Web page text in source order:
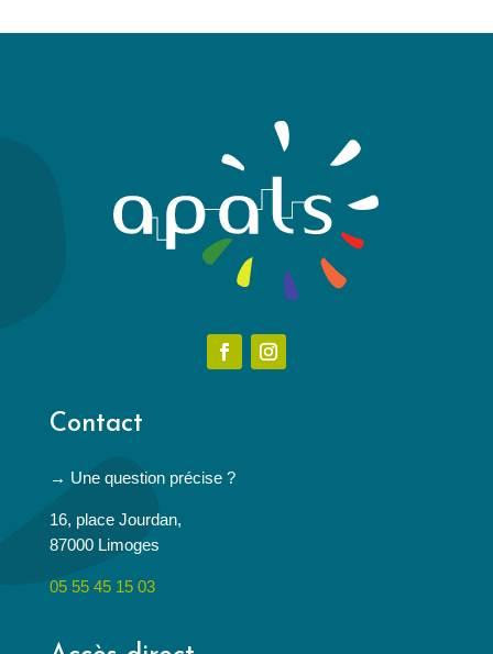
Contact
→ Une question précise ?
16, place Jourdan,
87000 Limoges
05 55 45 15 03